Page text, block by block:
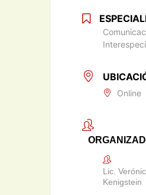
Online
Lic.
Kenigstein